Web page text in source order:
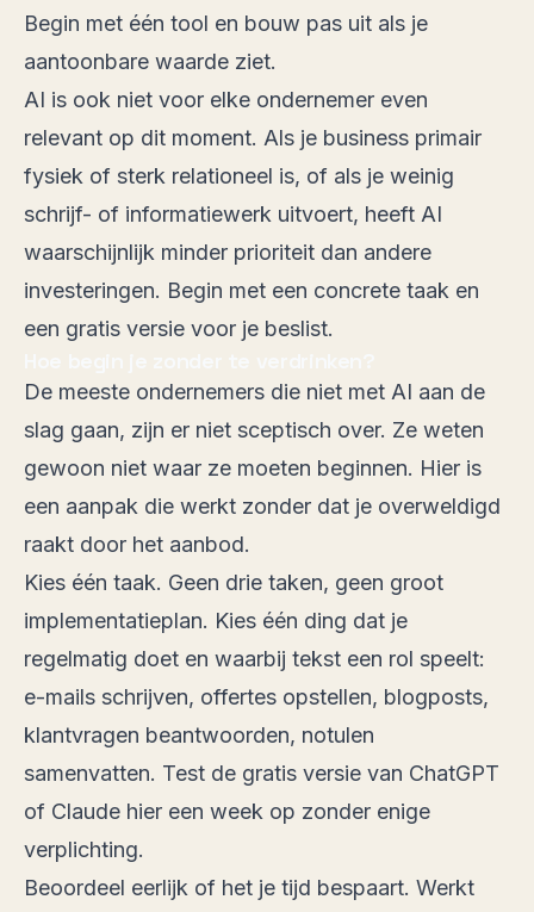
Begin met één tool en bouw pas uit als je
aantoonbare waarde ziet.
AI is ook niet voor elke ondernemer even
relevant op dit moment. Als je business primair
fysiek of sterk relationeel is, of als je weinig
schrijf- of informatiewerk uitvoert, heeft AI
waarschijnlijk minder prioriteit dan andere
investeringen. Begin met een concrete taak en
een gratis versie voor je beslist.
De meeste ondernemers die niet met AI aan de
slag gaan, zijn er niet sceptisch over. Ze weten
gewoon niet waar ze moeten beginnen. Hier is
een aanpak die werkt zonder dat je overweldigd
raakt door het aanbod.
Kies één taak. Geen drie taken, geen groot
implementatieplan. Kies één ding dat je
regelmatig doet en waarbij tekst een rol speelt:
e-mails schrijven, offertes opstellen, blogposts,
klantvragen beantwoorden, notulen
samenvatten. Test de gratis versie van ChatGPT
of Claude hier een week op zonder enige
verplichting.
Beoordeel eerlijk of het je tijd bespaart. Werkt